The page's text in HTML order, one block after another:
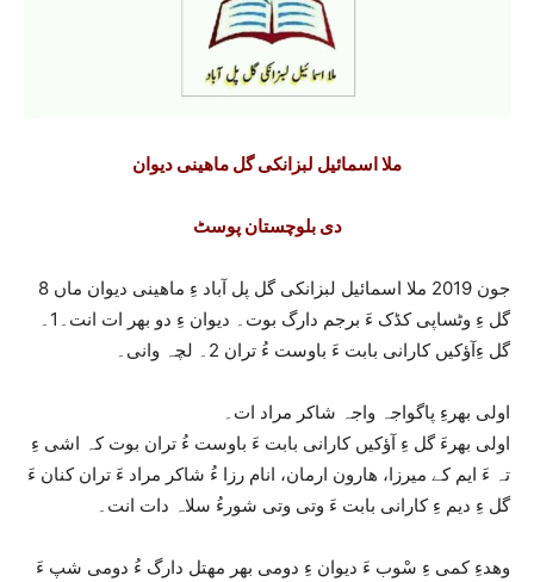
ملا اسمائیل لبزانکی گل ماھینی دیوان
دی بلوچستان پوسٹ
8 جون 2019 ملا اسمائیل لبزانکی گل پل آباد ءِ ماھینی دیوان ماں
گل ءِ وٹساپی کڈک ءَ برجم دارگ بوت۔ دیوان ءِ دو بھر ات انت۔1۔
گل ءِآؤکیں کارانی بابت ءَ باوست ءُ تران 2۔ لچہ وانی۔
اولی بھرءِ پاگواجہ واجہ شاکر مراد ات۔
اولی بھرءَ گل ءِ آؤکیں کارانی بابت ءَ باوست ءُ تران بوت کہ اشی ءِ
تہ ءَ ایم کے میرزا، ھارون ارمان، انام رزا ءُ شاکر مراد ءَ تران کنان ءَ
گل ءِ دیم ءِ کارانی بابت ءَ وتی وتی شورءُ سلاہ دات انت۔
وھدءِ کمی ءِ سْوب ءَ دیوان ءِ دومی بھر مھتل دارگ ءُ دومی شپ ءَ